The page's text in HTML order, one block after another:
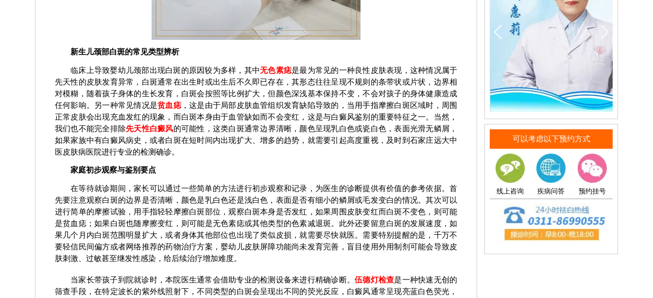
新生儿颈部白斑的常见类型辨析
临床上导致婴幼儿颈部出现白斑的原因较为多样，其中无色素痣是最为常见的一种良性皮肤表现，这种情况属于
先天性的皮肤发育异常，白斑通常在出生时或出生后不久即已存在，其形态往往呈现不规则的条带状或片状，边界相
对模糊，随着孩子身体的生长发育，白斑会按照等比例扩大，但颜色深浅基本保持不变，不会对孩子的身体健康造成
任何影响。另一种常见情况是贫血痣，这是由于局部皮肤血管组织发育缺陷导致的，当用手指摩擦白斑区域时，周围
正常皮肤会出现充血发红的现象，而白斑本身由于血管缺如而不会变红，这是与白癜风鉴别的重要特征之一。当然，
我们也不能完全排除先天性白癜风的可能性，这类白斑通常边界清晰，颜色呈现乳白色或瓷白色，表面光滑无鳞屑，
如果家族中有白癜风病史，或者白斑在短时间内出现扩大、增多的趋势，就需要引起高度重视，及时到石家庄远大中
医皮肤病医院进行专业的检测确诊。
家庭初步观察与鉴别要点
在等待就诊期间，家长可以通过一些简单的方法进行初步观察和记录，为医生的诊断提供有价值的参考依据。首
先要注意观察白斑的边界是否清晰，颜色是乳白色还是浅白色，表面是否有细小的鳞屑或毛发变白的情况。其次可以
进行简单的摩擦试验，用手指轻轻摩擦白斑部位，观察白斑本身是否发红，如果周围皮肤变红而白斑不变色，则可能
是贫血痣；如果白斑也随摩擦变红，则可能是无色素痣或其他类型的色素减退斑。此外还要留意白斑的发展速度，如
果几个月内白斑范围明显扩大，或者身体其他部位也出现了类似皮损，就需要尽快就医。需要特别提醒的是，千万不
要轻信民间偏方或者网络推荐的药物治疗方案，婴幼儿皮肤屏障功能尚未发育完善，盲目使用外用制剂可能会导致皮
肤刺激、过敏甚至继发性感染，给后续治疗增加难度。
当家长带孩子到院就诊时，本院医生通常会借助专业的检测设备来进行精确诊断。 伍德灯检查是一种快速无创的
筛查手段，在特定波长的紫外线照射下，不同类型的白斑会呈现出不同的荧光反应，白癜风通常呈现亮蓝白色荧光，
可以考虑以下预约方式
线上咨询 疾病问答 预约挂号